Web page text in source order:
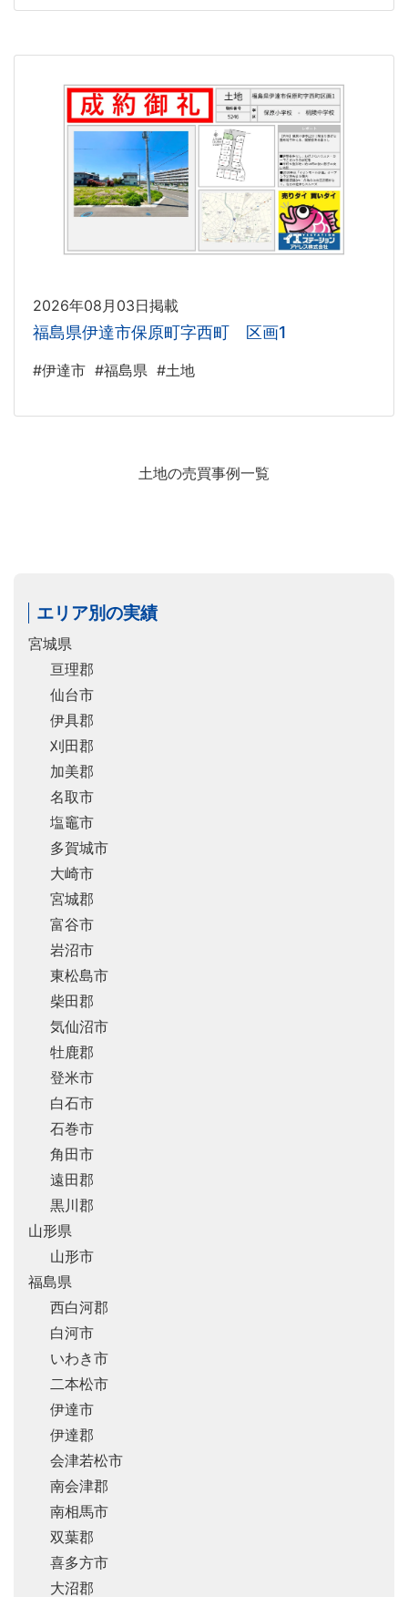
2026年08月03日掲載
福島県伊達市保原町字西町 区画1
#伊達市 #福島県 #土地
土地の売買事例一覧
エリア別の実績
宮城県
亘理郡
仙台市
伊具郡
刈田郡
加美郡
名取市
塩竈市
多賀城市
大崎市
宮城郡
富谷市
岩沼市
東松島市
柴田郡
気仙沼市
牡鹿郡
登米市
白石市
石巻市
角田市
遠田郡
黒川郡
山形県
山形市
福島県
西白河郡
白河市
いわき市
二本松市
伊達市
伊達郡
会津若松市
南会津郡
南相馬市
双葉郡
喜多方市
大沼郡